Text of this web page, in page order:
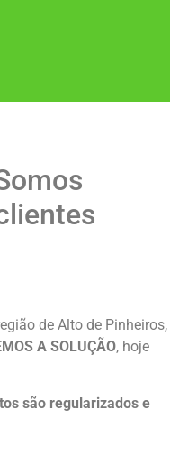
de Alto de Pinheiros,
A SOLUÇÃO, hoje
são regularizados e